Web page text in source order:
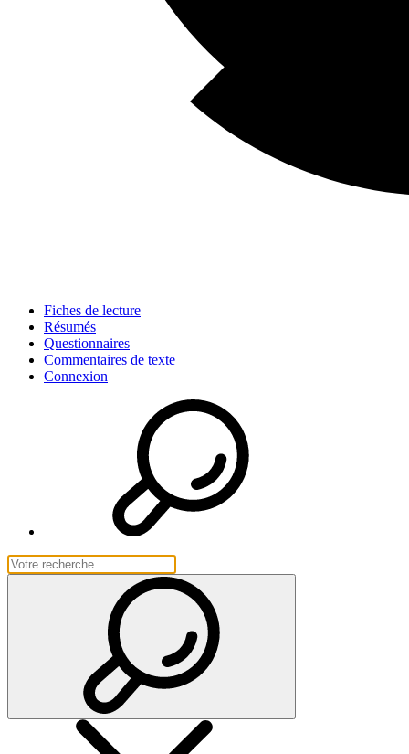
Fiches de lecture
Résumés
Questionnaires
Commentaires de texte
Connexion